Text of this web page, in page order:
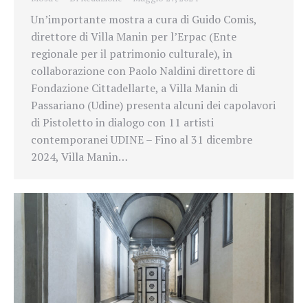
Un’importante mostra a cura di Guido Comis,
direttore di Villa Manin per l’Erpac (Ente
regionale per il patrimonio culturale), in
collaborazione con Paolo Naldini direttore di
Fondazione Cittadellarte, a Villa Manin di
Passariano (Udine) presenta alcuni dei capolavori
di Pistoletto in dialogo con 11 artisti
contemporanei UDINE – Fino al 31 dicembre
2024, Villa Manin…